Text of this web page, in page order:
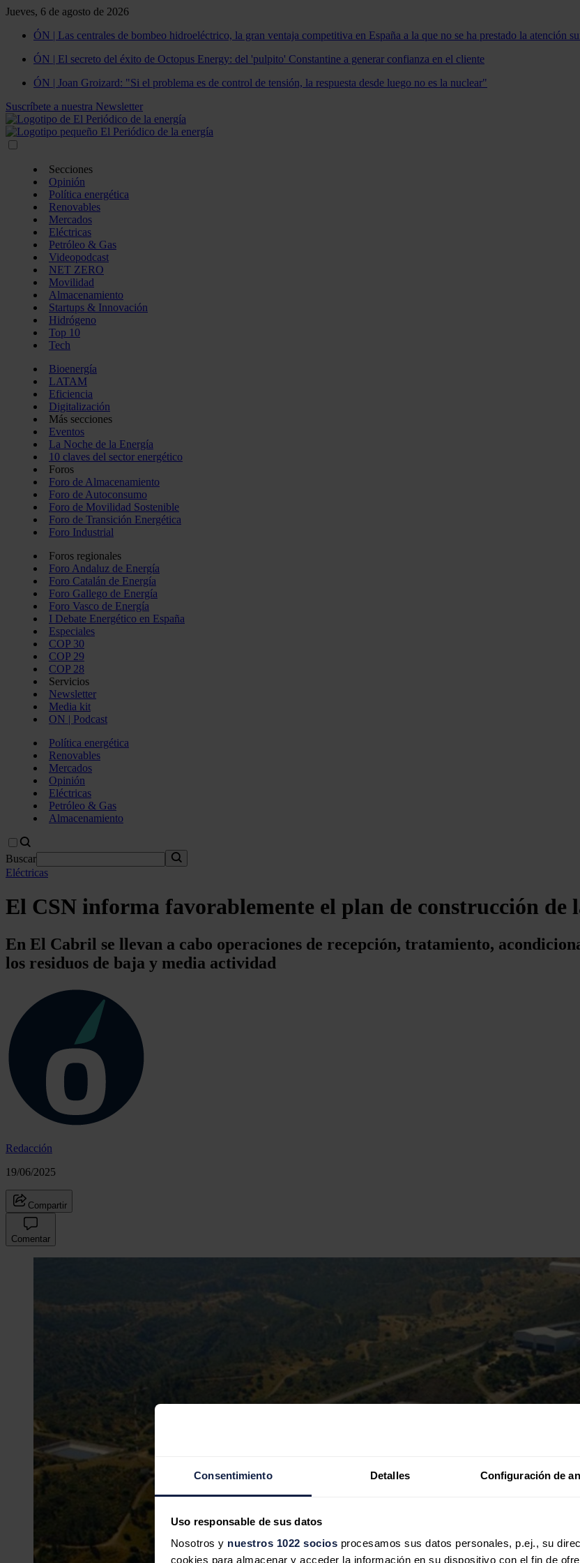
Consentimiento Detalles Configuración de
Uso responsable de sus datos
Nosotros y nuestros 1022 socios procesamos sus datos personales, p.ej., su
cookies para almacenar y acceder la información en su dispositivo con el fin de
Jueves, 6 de agosto de 2026
ÓN | Las centrales de bombeo hidroeléctrico, la gran ventaja competitiva en España a la que no se ha prestado la atención
ÓN | El secreto del éxito de Octopus Energy: del 'pulpito' Constantine a generar confianza en el cliente
ÓN | Joan Groizard: "Si el problema es de control de tensión, la respuesta desde luego no es la nuclear"
Suscríbete a nuestra Newsletter
Secciones
Opinión
Política energética
Renovables
Mercados
Eléctricas
Petróleo & Gas
Videopodcast
NET ZERO
Movilidad
Almacenamiento
Startups & Innovación
Hidrógeno
Top 10
Tech
Bioenergía
LATAM
Eficiencia
Digitalización
Más secciones
Eventos
La Noche de la Energía
10 claves del sector energético
Foros
Foro de Almacenamiento
Foro de Autoconsumo
Foro de Movilidad Sostenible
Foro de Transición Energética
Foro Industrial
Foros regionales
Foro Andaluz de Energía
Foro Catalán de Energía
Foro Gallego de Energía
Foro Vasco de Energía
I Debate Energético en España
Especiales
COP 30
COP 29
COP 28
Servicios
Newsletter
Media kit
ON | Podcast
Política energética
Renovables
Mercados
Opinión
Eléctricas
Petróleo & Gas
Almacenamiento
Buscar
Eléctricas
El CSN informa favorablemente el plan de construcción de
En El Cabril se llevan a cabo operaciones de recepción, tratamiento,
los residuos de baja y media actividad
Redacción
19/06/2025
Compartir
Comentar